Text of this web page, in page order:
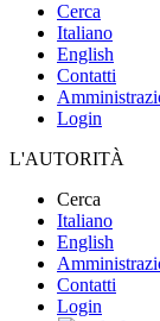
Cerca
Italiano
English
Contatti
Login
L'AUTORITÀ
Cerca
Italiano
English
Contatti
Login